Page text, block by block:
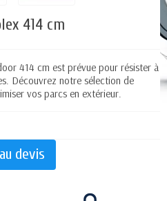
414 cm
414 cm est prévue pour résister à
Découvrez notre sélection de
vos parcs en extérieur.
devis